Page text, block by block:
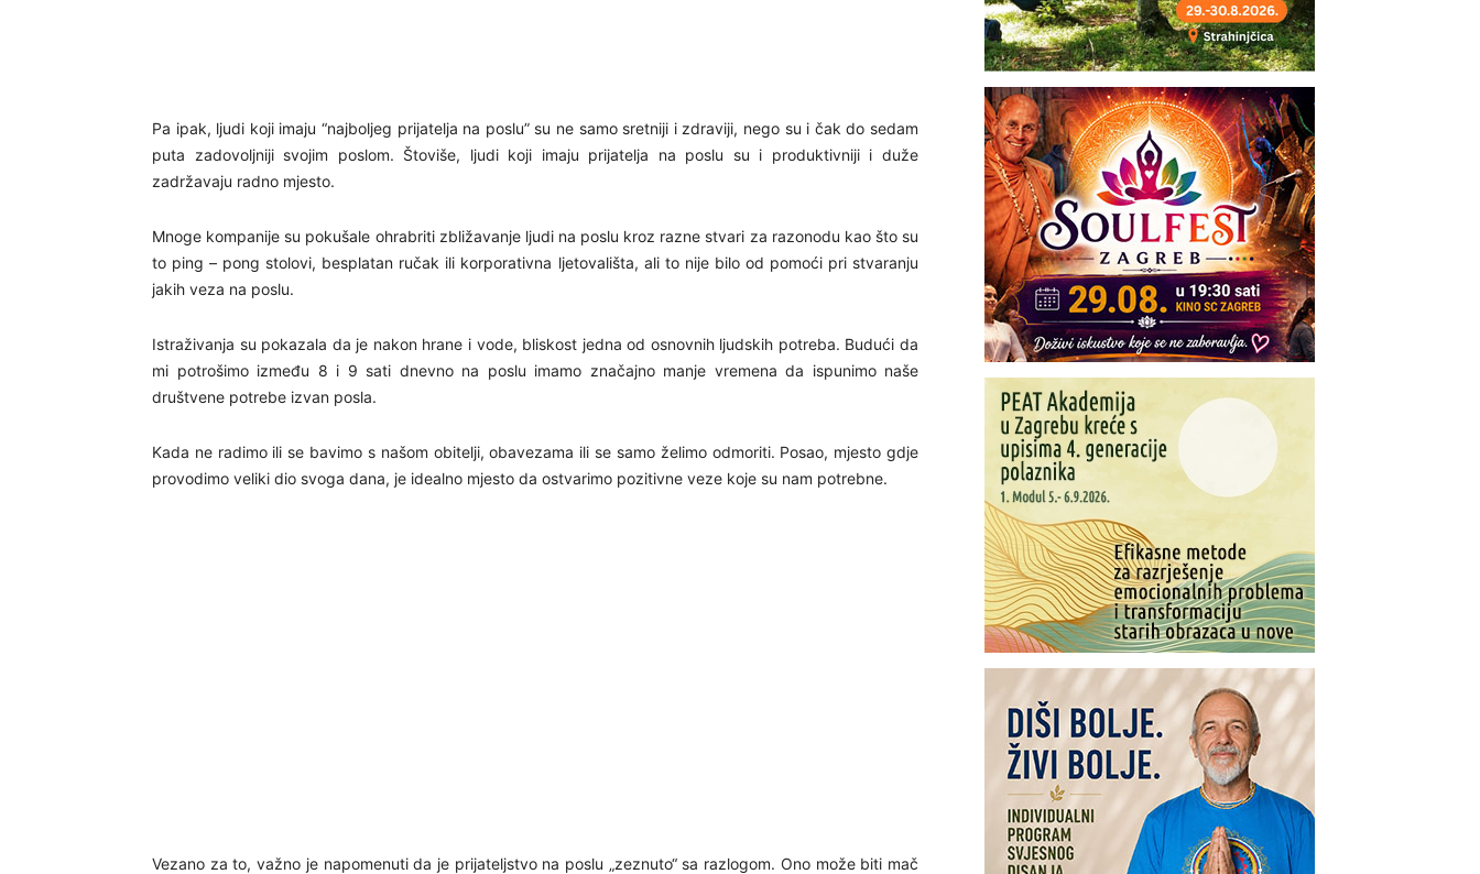
Pa ipak, ljudi koji imaju “najboljeg prijatelja na poslu” su ne samo sretniji i zdraviji, nego su i čak do sedam
puta zadovoljniji svojim poslom. Štoviše, ljudi koji imaju prijatelja na poslu su i produktivniji i duže
zadržavaju radno mjesto.
Mnoge kompanije su pokušale ohrabriti zbližavanje ljudi na poslu kroz razne stvari za razonodu kao što su
to ping – pong stolovi, besplatan ručak ili korporativna ljetovališta, ali to nije bilo od pomoći pri stvaranju
jakih veza na poslu.
Istraživanja su pokazala da je nakon hrane i vode, bliskost jedna od osnovnih ljudskih potreba. Budući da
mi potrošimo između 8 i 9 sati dnevno na poslu imamo značajno manje vremena da ispunimo naše
društvene potrebe izvan posla.
Kada ne radimo ili se bavimo s našom obitelji, obavezama ili se samo želimo odmoriti. Posao, mjesto gdje
provodimo veliki dio svoga dana, je idealno mjesto da ostvarimo pozitivne veze koje su nam potrebne.
Vezano za to, važno je napomenuti da je prijateljstvo na poslu „zeznuto“ sa razlogom. Ono može biti mač